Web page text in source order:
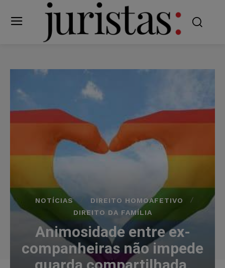
NOTÍCIAS
DIREITO HOMOAFETIVO
DIREITO DA FAMÍLIA
Animosidade entre ex-
companheiras não impede